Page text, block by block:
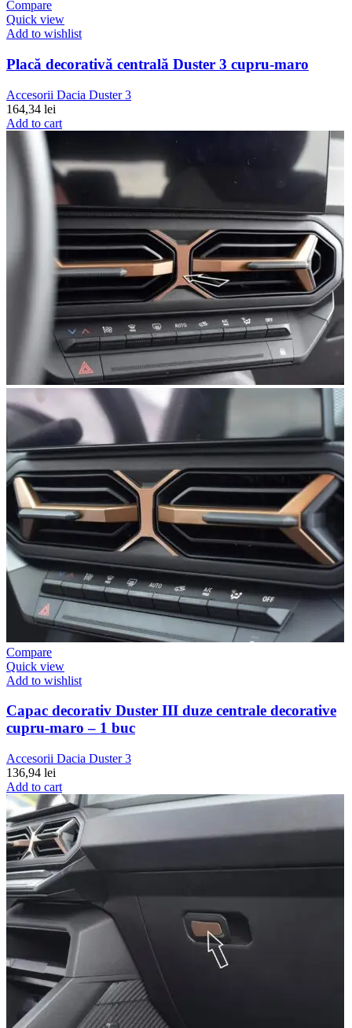
Compare
Quick view
Add to wishlist
Placă decorativă centrală Duster 3 cupru-maro
Accesorii Dacia Duster 3
164,34 lei
Add to cart
Compare
Quick view
Add to wishlist
Capac decorativ Duster III duze centrale decorative
cupru-maro – 1 buc
Accesorii Dacia Duster 3
136,94 lei
Add to cart